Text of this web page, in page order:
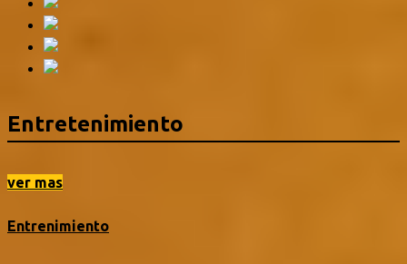
Entretenimiento
ver mas
Entrenimiento